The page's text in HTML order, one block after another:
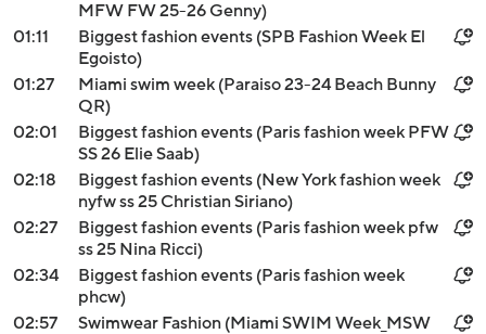
MFW FW 25-26 Genny)
01:11
Biggest fashion events (SPB Fashion Week El
Egoisto)
01:27
Miami swim week (Paraiso 23-24 Beach Bunny
QR)
02:01
Biggest fashion events (Paris fashion week PFW
SS 26 Elie Saab)
02:18
Biggest fashion events (New York fashion week
nyfw ss 25 Christian Siriano)
02:27
Biggest fashion events (Paris fashion week pfw
ss 25 Nina Ricci)
02:34
Biggest fashion events (Paris fashion week
phcw)
02:57
Swimwear Fashion (Miami SWIM Week_MSW